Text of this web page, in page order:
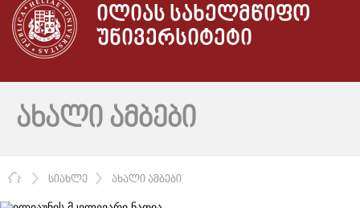
ᲘᲚᲘᲐᲡ ᲡᲐᲮᲔᲚᲛᲬᲘᲤᲝ
ᲣᲜᲘᲕᲔᲠᲡᲘᲢᲔᲢᲘ
ᲐᲮᲐᲚᲘ ᲐᲛᲑᲔᲑᲘ
ᲛᲗᲐᲕᲐᲠᲘ
ᲡᲘᲐᲮᲚᲔ ᲐᲮᲐᲚᲘ ᲐᲛᲑᲔᲑᲘ